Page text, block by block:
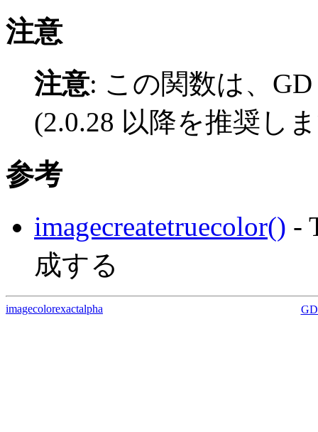
注意
注意: この関数は、
(2.0.28 以降を推奨し
参考
imagecreatetruecolor() -
成する
imagecolorexactalpha